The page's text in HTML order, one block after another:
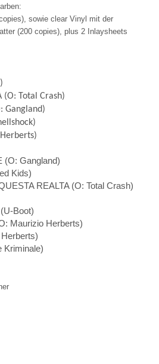
sowie clear Vinyl mit der
(200 copies), plus 2 Inlaysheets
(O: Total Crash)
Gangland)
Herberts)
(O: Gangland)
Kids)
REALTA (O: Total Crash)
Boot)
Maurizio Herberts)
Kriminale)